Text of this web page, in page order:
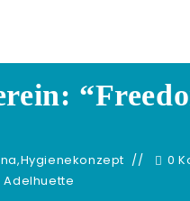
,Hygienekonzept
0
Adelhuette